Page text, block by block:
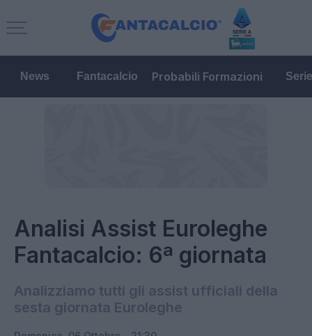
News Fantacalcio Probabili Formazioni
Analisi Assist Euroleghe
Fantacalcio: 6ª giornata
Analizziamo tutti gli assist ufficiali della
sesta giornata Euroleghe